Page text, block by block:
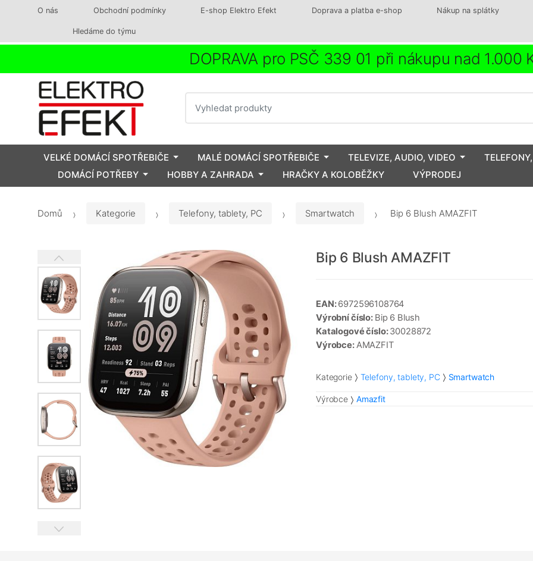
O nás Obchodní podmínky E-shop Elektro Efekt Doprava a platba e-shop Nákup na splátky
Hledáme do týmu
DOPRAVA pro PSČ 339 01 při nákupu nad 1.000
VELKÉ DOMÁCÍ SPOTŘEBIČE MALÉ DOMÁCÍ SPOTŘEBIČE TELEVIZE, AUDIO, VIDEO
DOMÁCÍ POTŘEBY
HOBBY A ZAHRADA HRAČKY A KOLOBĚŽKY VÝPRODEJ
Domů Kategorie Telefony, tablety, PC Smartwatch Bip 6 Blush AMAZFIT
Bip 6 Blush AMAZFIT
EAN:6972596108764
Výrobní číslo: Bip 6 Blush
Katalogové číslo:30028872
Výrobce:AMAZFIT
Kategorie Telefony, tablety, PC Smartwatch
Výrobce Amazfit